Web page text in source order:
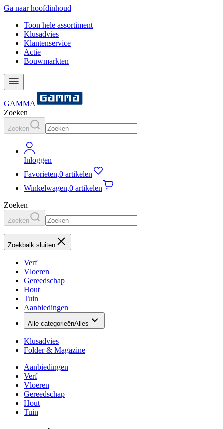
Ga naar hoofdinhoud
Toon hele assortiment
Klusadvies
Klantenservice
Actie
Bouwmarkten
GAMMA
Zoeken
Zoeken
Inloggen
Favorieten,0 artikelen
Winkelwagen,0 artikelen
Zoeken
Zoeken
Zoekbalk sluiten
Verf
Vloeren
Gereedschap
Hout
Tuin
Aanbiedingen
Alle categorieënAlles
Klusadvies
Folder & Magazine
Aanbiedingen
Verf
Vloeren
Gereedschap
Hout
Tuin